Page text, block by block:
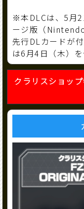
※本DLCは、5月
ージ版（
先行DLカードが
は6月4日（木）を
クラリスショッ